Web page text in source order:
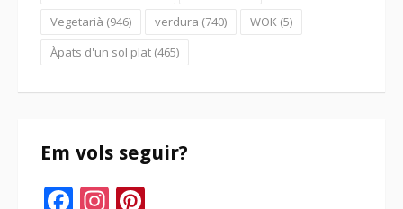
Vegetarià (946) verdura (740) WOK (5)
Àpats d'un sol plat (465)
Em vols seguir?
Facebook
Instagram